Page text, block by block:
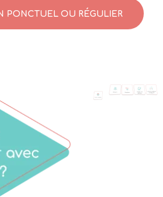
PONCTUEL OU RÉGULIER